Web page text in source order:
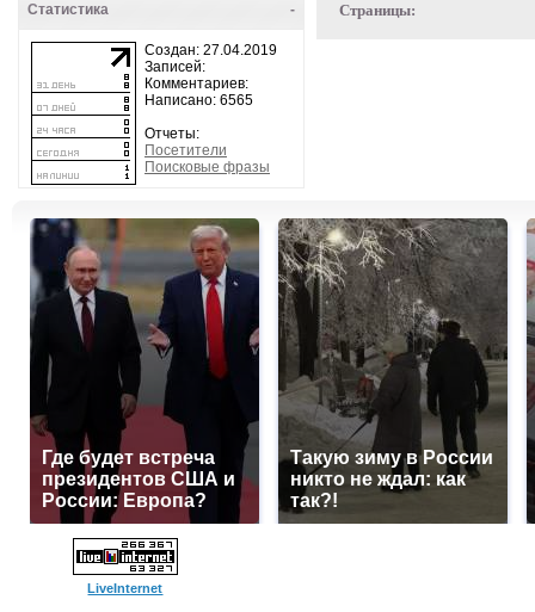
-
Статистика
Создан: 27.04.2019
Записей:
Комментариев:
Написано: 6565
Отчеты:
Посетители
Поисковые фразы
Страницы:
Где будет встреча
президентов США и
России: Европа?
Такую зиму в России
никто не ждал: как
так?!
LiveInternet